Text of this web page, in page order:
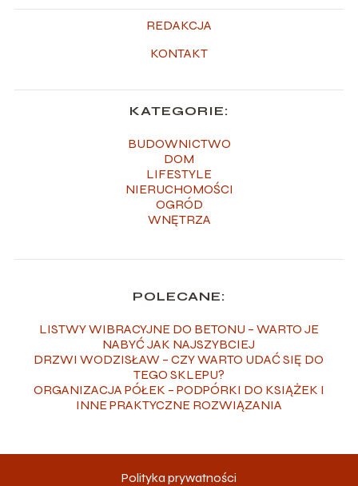
REDAKCJA
KONTAKT
KATEGORIE:
BUDOWNICTWO
DOM
LIFESTYLE
NIERUCHOMOŚCI
OGRÓD
WNĘTRZA
POLECANE:
LISTWY WIBRACYJNE DO BETONU – WARTO JE
NABYĆ JAK NAJSZYBCIEJ
DRZWI WODZISŁAW – CZY WARTO UDAĆ SIĘ DO
TEGO SKLEPU?
ORGANIZACJA PÓŁEK – PODPÓRKI DO KSIĄŻEK I
INNE PRAKTYCZNE ROZWIĄZANIA
Polityka prywatności